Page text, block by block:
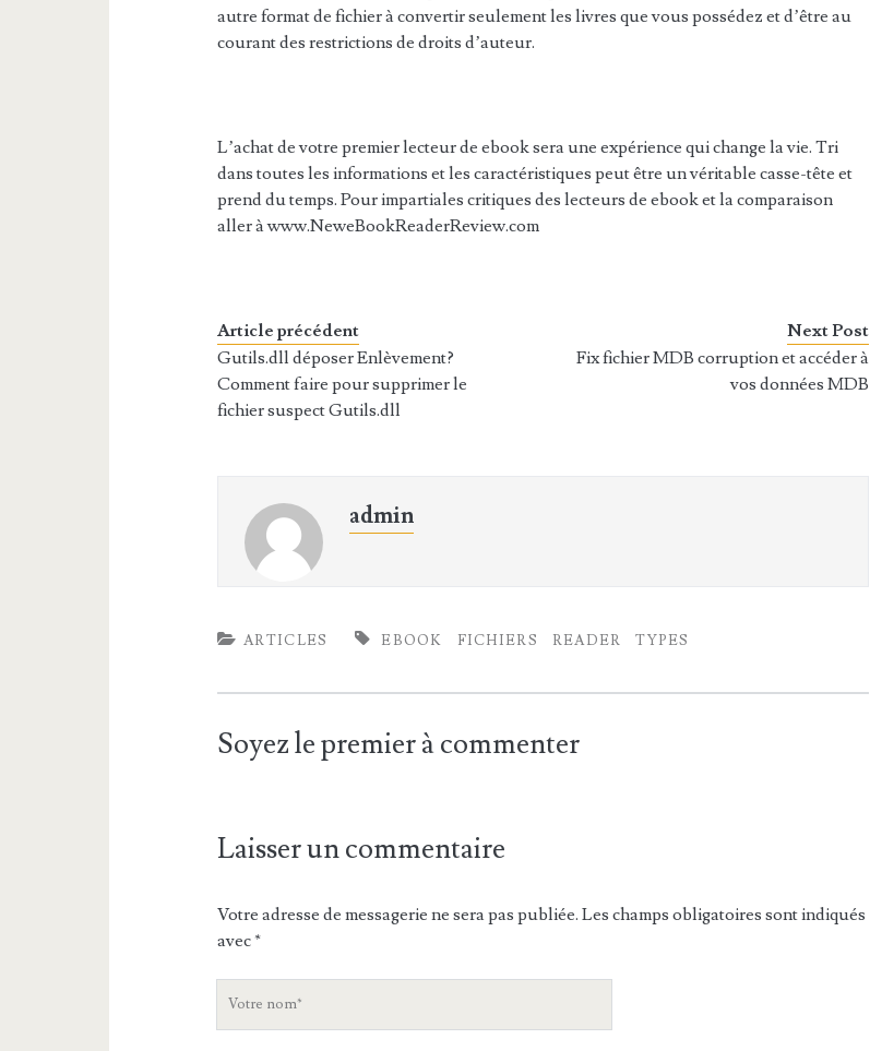
autre format de fichier à convertir seulement les livres que vous possédez et d’être au
courant des restrictions de droits d’auteur.
L’achat de votre premier lecteur de ebook sera une expérience qui change la vie. Tri
dans toutes les informations et les caractéristiques peut être un véritable casse-tête et
prend du temps. Pour impartiales critiques des lecteurs de ebook et la comparaison
aller à www.NeweBookReaderReview.com
Article précédent
Gutils.dll déposer Enlèvement?
Comment faire pour supprimer le
fichier suspect Gutils.dll
Next Post
Fix fichier MDB corruption et accéder à
vos données MDB
admin
ARTICLES EBOOK FICHIERS READER TYPES
Soyez le premier à commenter
Laisser un commentaire
Votre adresse de messagerie ne sera pas publiée. Les champs obligatoires sont indiqués
avec*
V